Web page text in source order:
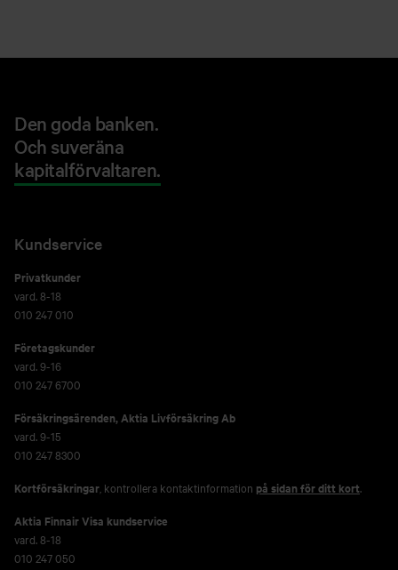
Den goda banken.
Och suveräna
kapitalförvaltaren.
Kundservice
Privatkunder
vard. 8-18
010 247 010
Företagskunder
vard. 9-16
010 247 6700
Försäkringsärenden,Aktia Livförsäkring Ab
vard. 9-15
010 247 8300
Kortförsäkringar , kontrollera kontaktinformation på sidan för ditt kort.
Aktia Finnair Visa kundservice
vard. 8-18
010 247 050